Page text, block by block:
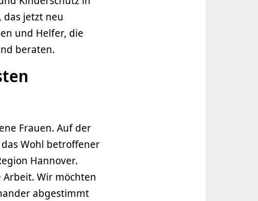
das jetzt neu
und Helfer, die
beraten.
Frauen. Auf der
Wohl betroffener
Hannover.
Wir möchten
abgestimmt